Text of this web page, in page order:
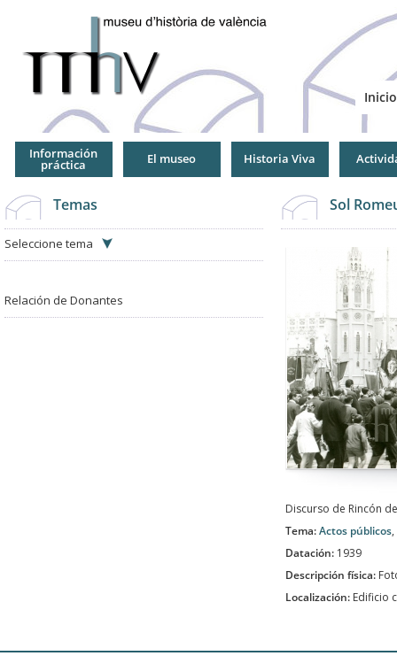
Inicio
Información
práctica El museo Historia Viva
Temas
Seleccione tema
Relación de Donantes
Sol
Discurso de Rincón
Tema:Actos públicos,
Datación: 1939
Descripción física:
Localización: Edificio